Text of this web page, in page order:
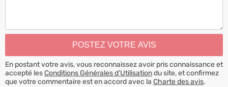
En postant votre avis, vous reconnaissez avoir pris connaissance et
accepté lesConditions Générales d’Utilisationdu site, et confirmez
que votre commentaire est en accord avec la Charte des avis.